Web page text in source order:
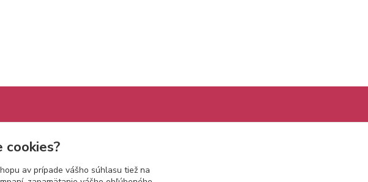
cookies?
av prípade vášho súhlasu tiež na